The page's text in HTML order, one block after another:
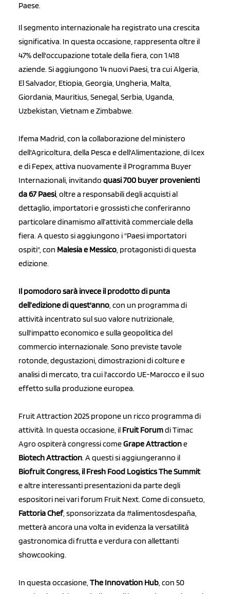
Paese.
Il segmento internazionale ha registrato una crescita
significativa. In questa occasione, rappresenta oltre il
47% dell'occupazione totale della fiera, con 1.418
aziende. Si aggiungono 14 nuovi Paesi, tra cui Algeria,
El Salvador, Etiopia, Georgia, Ungheria, Malta,
Giordania, Mauritius, Senegal, Serbia, Uganda,
Uzbekistan, Vietnam e Zimbabwe.
Ifema Madrid, con la collaborazione del ministero
dell'Agricoltura, della Pesca e dell'Alimentazione, di Icex
e di Fepex, attiva nuovamente il Programma Buyer
Internazionali, invitando quasi 700 buyer provenienti
da 67 Paesi, oltre a responsabili degli acquisti al
dettaglio, importatori e grossisti che conferiranno
particolare dinamismo all’attività commerciale della
fiera. A questo si aggiungono i "Paesi importatori
ospiti", con Malesia e Messico, protagonisti di questa
edizione.
Il pomodoro sarà invece il prodotto di punta
dell’edizione di quest'anno, con un programma di
attività incentrato sul suo valore nutrizionale,
sull'impatto economico e sulla geopolitica del
commercio internazionale. Sono previste tavole
rotonde, degustazioni, dimostrazioni di colture e
analisi di mercato, tra cui l'accordo UE-Marocco e il suo
effetto sulla produzione europea.
Fruit Attraction 2025 propone un ricco programma di
attività. In questa occasione, il Fruit Forumdi Timac
Agro ospiterà congressi comeGrape Attractione
Biotech Attraction. A questi si aggiungeranno il
Biofruit Congress, il Fresh Food Logistics The Summit
e altre interessanti presentazioni da parte degli
espositori nei vari forum Fruit Next. Come di consueto,
Fattoria Chef, sponsorizzata da #alimentosdespaña,
metterà ancora una volta in evidenza la versatilità
gastronomica di frutta e verdura con allettanti
showcooking.
In questa occasione, The Innovation Hub, con 50